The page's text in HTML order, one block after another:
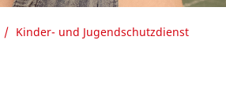
Kinder- und Jugendschutzdienst